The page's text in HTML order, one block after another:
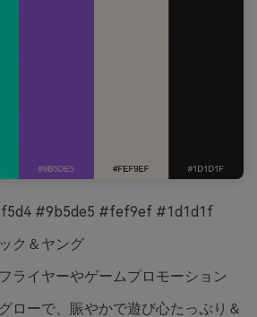
#9b5de5 #fef9ef #1d1d1f
ク＆ヤング
ライヤーやゲームプロモーション
ローで、賑やかで遊び心たっぷり＆